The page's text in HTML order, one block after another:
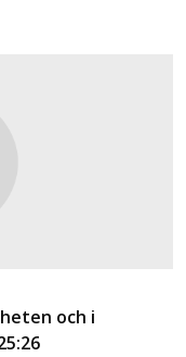
och i